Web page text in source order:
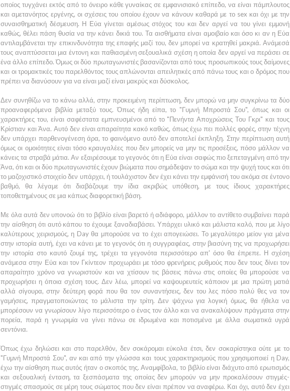
οποίος τυγχάνει εκτός από το όνειρο κάθε γυναίκας σε εμφανισιακό επίπεδο, να είναι πάμπλουτος
και αμετανόητος εργένης, οι σχέσεις του οποίου έχουν να κάνουν καθαρά με το sex και όχι με την
συναισθηματική δέσμευση. Η Εύα γίνεται αμέσως στόχος του και δεν αργεί να του γίνει εμμονή
καθώς, θέλει πάση θυσία να την κάνει δικιά του. Τα αισθήματα είναι αμοιβαίο και όσο κι αν η Εύα
αντιλαμβάνεται την επικινδυνότητα της επαφής μαζί του, δεν μπορεί να κρατηθεί μακριά. Ανάμεσά
τους αναπτύσσεται μια έντονη και παθιασμένη σεξουαλικά σχέση η οποία δεν αργεί να περάσει σε
ένα άλλο επίπεδο. Όμως οι δύο πρωταγωνιστές βασανίζονται από τους προσωπικούς τους δαίμονες
και οι τρομακτικές του παρελθόντος τους απλώνονται απειλητικές από πάνω τους και ο δρόμος που
πρέπει να διανύσουν για να είναι μαζί είναι μακρύς και δύσκολος.
Δεν συνηθίζω να το κάνω αλλά, στην προκειμένη περίπτωση, δεν μπορώ να μην συγκρίνω τα δύο
προαναφερόμενα βιβλία μεταξύ τους. Όπως ήδη είπα, το "Γυμνή Μπροστά Σου", όπως και οι
χαρακτήρες του, είναι σαφέστατα εμπνευσμένοι από το "Πενήντα Αποχρώσεις Του Γκρι" και τους
Κρίστιαν και Άνα. Αυτό δεν είναι απαραίτητα κακό καθώς, όπως έχω πει πολλές φορές, στην τέχνη
δεν υπάρχει παρθενογένεση άρα, το φαινόμενο αυτό δεν αποτελεί έκπληξη. Στην περίπτωση αυτή
όμως οι ομοιότητες είναι τόσο κραυγαλέες που δεν μπορείς να μην τις προσέξεις, πόσο μάλλον να
κάνεις τα στραβά μάτια. Αν εξαιρέσουμε το γεγονός ότι η Εύα είναι σαφώς πιο ξεπεταγμένη από την
Άνα, ότι και οι δύο πρωταγωνιστές έχουν βιώματα που σημάδεψαν το σώμα και την ψυχή τους και ότι
το μαζοχιστικό στοιχείο δεν υπάρχει, ή τουλάχιστον δεν έχει κάνει την εμφάνισή του ακόμα σε έντονο
βαθμό, θα λέγαμε ότι διαβάζουμε την ίδια ακριβώς υπόθεση, με τους ίδιους χαρακτήρες
τοποθετημένους σε μια κάπως διαφορετική βάση.
Με όλα αυτά δεν υπονοώ ότι το βιβλίο είναι βαρετό ή αδιάφορο, μάλλον το αντίθετο συμβαίνει παρά
την αίσθηση ότι αυτό κάπου το έχουμε ξαναδιαβάσει. Υπάρχει υλικό και μάλιστα καλό, που με λίγο
καλύτερους χειρισμούς, η Dayθα μπορούσε να το έχει απογειώσει. Το μεγαλύτερο μείον για μένα
στην ιστορία αυτή, έχει να κάνει με το γεγονός ότι η συγγραφέας, στην βιασύνη της να προχωρήσει
την ιστορία στο καυτό ζουμί της, τρέχει τα γεγονότα περισσότερο απ' όσο θα έπρεπε. Η σχέση
ανάμεσα στην Εύα και τον Γκίντεον προχωράει με τόσο φρενήρεις ρυθμούς που δεν τους δίνει τον
απαραίτητο χρόνο να γνωριστούν και να χτίσουν τις βάσεις πάνω στις οποίες θα μπορούσε να
προχωρήσει η όποια σχέση τους. Δεν λέω, μπορεί να καψουρευτείς κάποιον με μια πρώτη ματιά
αλλά σίγουρα, στην δεύτερη φορά που θα τον συναντήσεις, δεν του λες πόσο πολύ θες να τον
γαμήσεις, πραγματοποιώντας το μάλιστα την τρίτη. Δεν ψάχνω για λογική όμως, θα ήθελα να
μπορέσουν να γνωρίσουν λίγο περισσότερο ο ένας τον άλλο και να ανακαλύψουν πράγματα στην
πορεία, παρά η γνωριμία να γίνει πάνω σε ιδρωμένα και ποτισμένα με άλλα σωματικά υγρά
σεντόνια.
Όπως έχω δηλώσει και στο παρελθόν, δεν σοκάρομαι εύκολα έτσι, δεν σοκαρίστηκα ούτε με το
"Γυμνή Μπροστά Σου", αν και από την γλώσσα και τους χαρακτηρισμούς που χρησιμοποιεί η Day,
έχω την αίσθηση πως αυτός ήταν ο σκοπός της. Αναμφίβολα, το βιβλίο είναι διάχυτο από ερωτισμός
και σεξουαλική ένταση, τα ξεσπάσματα της οποίας δεν μπορούν να μην προκαλέσουν στιγμές-
στιγμές σπασμούς σε μέρη τους σώματος που δεν είναι πρέπον να αναφέρω. Και όχι, αυτό δεν έχει